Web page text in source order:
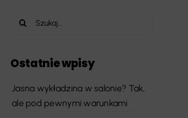
Szukaj
Ostatnie wpisy
Jasna wykładzina w salonie? Tak,
ale pod pewnymi warunkami